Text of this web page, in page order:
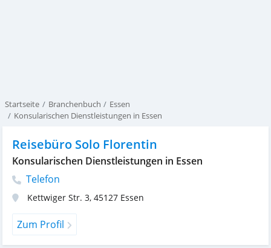
Startseite Branchenbuch
Essen
Konsularischen Dienstleistungen in Essen
Reisebüro Solo Florentin
Konsularischen Dienstleistungen in Essen
Telefon
Kettwiger Str. 3, 45127 Essen
Zum Profil